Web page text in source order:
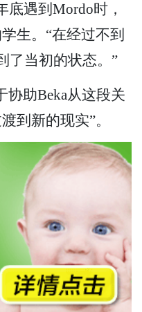
底遇到Mordo时，
生。“在经过不到
了当初的状态。”
协助Beka从这段关
到新的现实”。